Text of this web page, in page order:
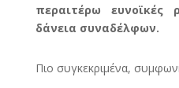
περαιτέρω ευνοϊκές
δάνεια συναδέλφων.
Πιο συγκεκριμένα,